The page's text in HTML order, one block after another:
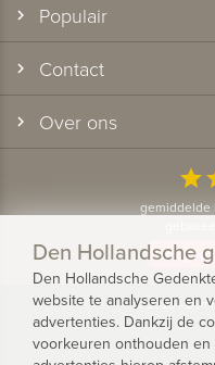
Populair
Contact
Over ons
star
gemiddelde
Bekijk
© 2026 - Den
Den Hollandsche
Den Hollandsche
website te analyseren en
advertenties. Dankzij de
voorkeuren onthouden